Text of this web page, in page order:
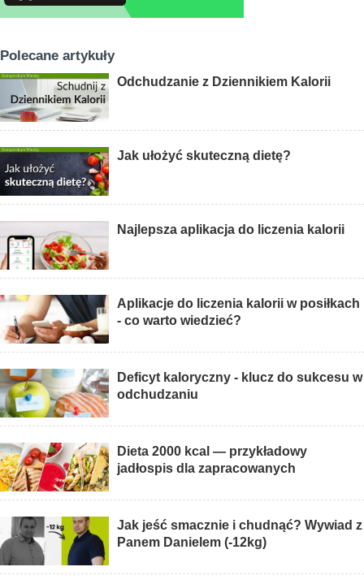
Polecane artykuły
Odchudzanie z Dziennikiem Kalorii
Jak ułożyć skuteczną dietę?
Najlepsza aplikacja do liczenia kalorii
Aplikacje do liczenia kalorii w posiłkach
- co warto wiedzieć?
Deficyt kaloryczny - klucz do sukcesu w
odchudzaniu
Dieta 2000 kcal — przykładowy
jadłospis dla zapracowanych
Jak jeść smacznie i chudnąć? Wywiad z
Panem Danielem (-12kg)